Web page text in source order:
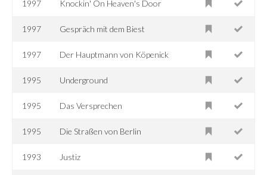
1997 Knockin' On Heaven's Door
1997 Gespräch mit dem Biest
1997 Der Hauptmann von Köpenick
1995 Underground
1995 Das Versprechen
1995 Die Straßen von Berlin
1993 Justiz